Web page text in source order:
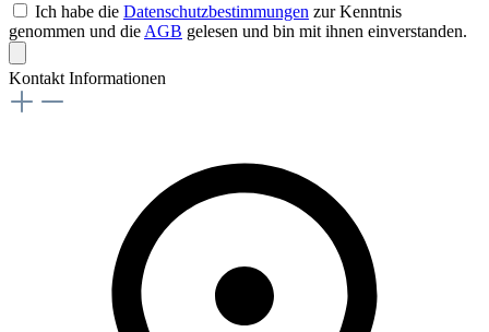
Ich habe die Datenschutzbestimmungen zur Kenntnis
genommen und die AGB gelesen und bin mit ihnen einverstanden.
Kontakt Informationen